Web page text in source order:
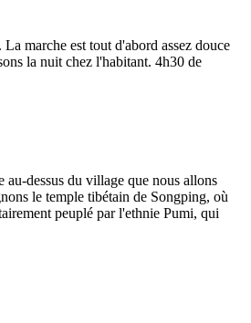
marche est tout d'abord assez douce
la nuit chez l'habitant. 4h30 de
au-dessus du village que nous allons
le temple tibétain de Songping, où
peuplé par l'ethnie Pumi, qui